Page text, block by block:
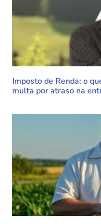
Imposto de Renda: o
multa por atraso na